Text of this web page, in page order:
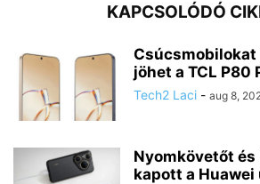
KAPCSOLÓDÓ
jöhet a TCL P80
Tech2 Laci - aug 8,
Nyomkövetőt
kapott a Huawei